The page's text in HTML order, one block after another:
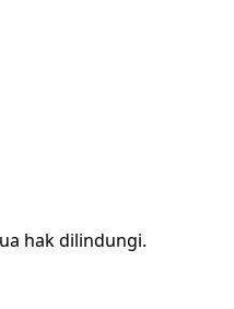
hak dilindungi.